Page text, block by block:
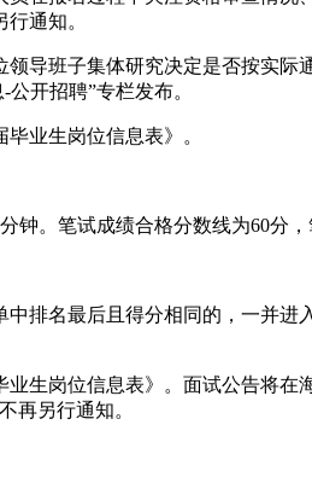
通知。
导班子集体研究决定是否按实际
开招聘”专栏发布。
业生岗位信息表》。
。笔试成绩合格分数线为60分
排名最后且得分相同的，一并进
生岗位信息表》。面试公告将在
再另行通知。